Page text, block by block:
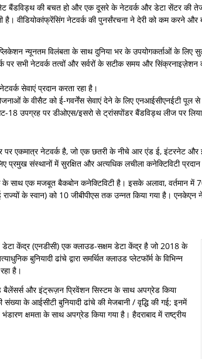
बैंडविड्थ की बचत हो और एक दूसरे के नेटवर्क और डेटा सेंटर की
नेटवर्क की पुनर्संरचना ने देरी को कम करने और
न्यूनतम विलंबता के साथ दुनिया भर के उपयोगकर्ताओं के
सभी नेटवर्क तत्वों और सर्वरों के सटीक समय और
सेवाएं प्रदान करता रहा है।
के वीसैट को ई-गवर्नेंस सेवाएं देने के लिए एनआईसीएनईटी
18 उपग्रह पर डीओएस/इसरो से ट्रांसपोंडर बैंडविड्थ लीज पर
पर एकमात्र नेटवर्क है, जो एक छतरी के नीचे आर एंड ई, इंटरनेट
संस्थानों में सुरक्षित और अत्यधिक लचीला कनेक्टिविटी
साथ एक मजबूत बैकबोन कनेक्टिविटी है। इसके अलावा, वर्तमान
के स्वान) को 10 जीबीपीएस तक उन्नत किया गया है। एनकेएन ने
डेटा केंद्र (एनडीसी) एक क्लाउड-सक्षम डेटा केंद्र है जो 2018 के
बुनियादी ढांचे द्वारा समर्थित क्लाउड प्लेटफॉर्म के विभिन्न
है।
बैलेंसर्स और इंट्रूज़न प्रिवेंशन सिस्टम के साथ अपग्रेड किया
के आईसीटी बुनियादी ढांचे की मेजबानी / वृद्धि की गई; इनमें
क्षमता के साथ अपग्रेड किया गया है। हैदराबाद में राष्ट्रीय